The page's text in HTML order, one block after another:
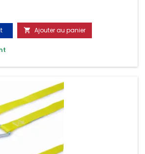
et de sécuriser vos
le transport. Matière polyester très
variations de températures,
 Ajouter au panier